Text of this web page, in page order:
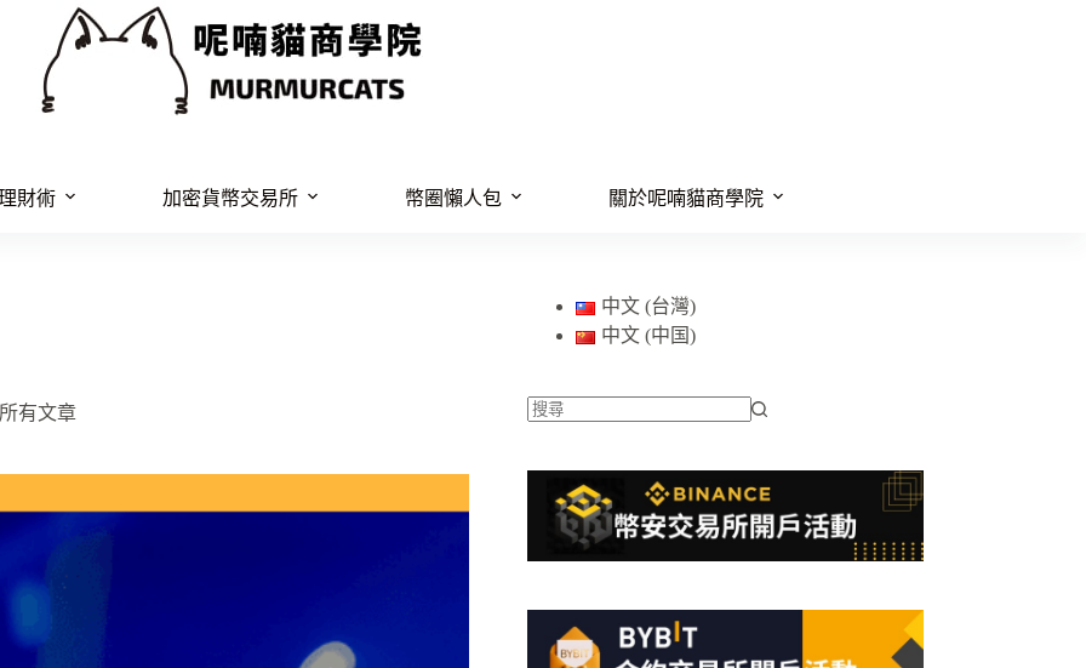
財術 加密貨幣交易所 幣圈懶人包 關於呢喃貓商學院
所有文章
中文 (台灣)
中文 (中国)
不
件